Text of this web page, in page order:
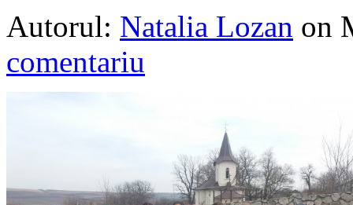
Autorul: Natalia Lozan on
comentariu